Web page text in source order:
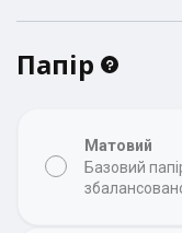
Папір
Матовий
Базовий